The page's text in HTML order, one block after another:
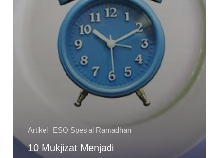
Artikel ESQ Spesial Ramadhan
10 Mukjizat Menjadi